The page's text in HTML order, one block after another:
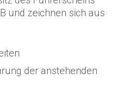
und zeichnen sich aus
der anstehenden